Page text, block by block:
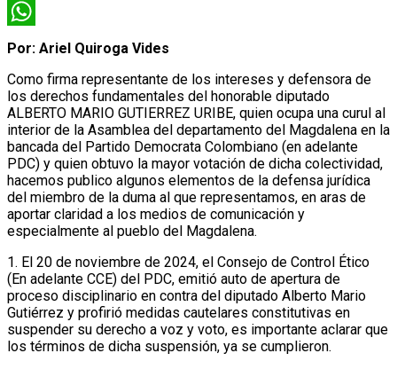
Twitter
WhatsApp
Por: Ariel Quiroga Vides
Como firma representante de los intereses y defensora de
los derechos fundamentales del honorable diputado
ALBERTO MARIO GUTIERREZ URIBE, quien ocupa una curul al
interior de la Asamblea del departamento del Magdalena en la
bancada del Partido Democrata Colombiano (en adelante
PDC) y quien obtuvo la mayor votación de dicha colectividad,
hacemos publico algunos elementos de la defensa jurídica
del miembro de la duma al que representamos, en aras de
aportar claridad a los medios de comunicación y
especialmente al pueblo del Magdalena.
1. El 20 de noviembre de 2024, el Consejo de Control Ético
(En adelante CCE) del PDC, emitió auto de apertura de
proceso disciplinario en contra del diputado Alberto Mario
Gutiérrez y profirió medidas cautelares constitutivas en
suspender su derecho a voz y voto, es importante aclarar que
los términos de dicha suspensión, ya se cumplieron.